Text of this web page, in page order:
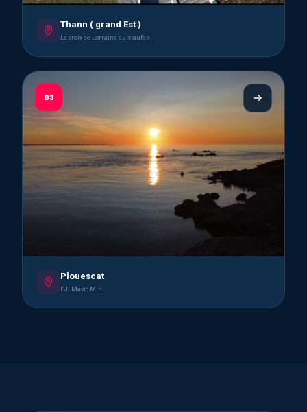
Thann ( grand Est )
La croix de Lorraine du staufen
03
Plouescat
DJI Mavic Mini